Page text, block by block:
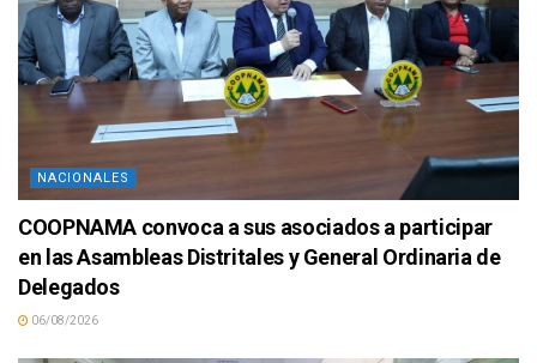
NACIONALES
COOPNAMA convoca a sus asociados a participar
en las Asambleas Distritales y General Ordinaria de
Delegados
06/08/2026